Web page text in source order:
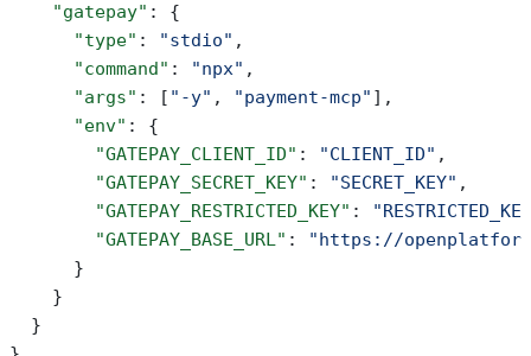
    "gatepay"
: {
      "type"
: "stdio" ,
      "command"
: "npx" ,
      "args"
: [ "-y" , "payment-mcp" ],
      "env"
: {
        "GATEPAY_CLIENT_ID"
: "CLIENT_ID" ,
        "GATEPAY_SECRET_KEY"
: "SECRET_KEY" ,
        "GATEPAY_RESTRICTED_KEY"
:
        "GATEPAY_BASE_URL"
:
"https://
      }
    }
  }